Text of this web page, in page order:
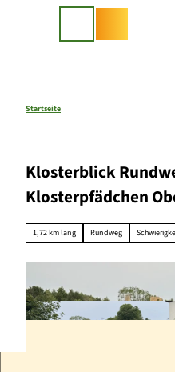
Startseite
Klosterblick
Klosterpfädchen
1,72 km lang Rundweg